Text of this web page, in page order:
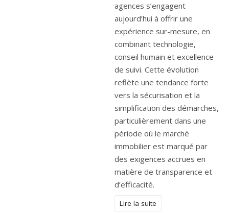
agences s’engagent
aujourd’hui à offrir une
expérience sur-mesure, en
combinant technologie,
conseil humain et excellence
de suivi. Cette évolution
reflète une tendance forte
vers la sécurisation et la
simplification des démarches,
particulièrement dans une
période où le marché
immobilier est marqué par
des exigences accrues en
matière de transparence et
d’efficacité.
Lire la suite